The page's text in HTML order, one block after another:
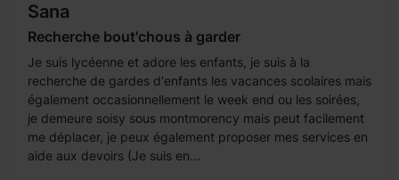
Sana
Recherche bout'chous à garder
Je suis lycéenne et adore les enfants, je suis à la
recherche de gardes d'enfants les vacances scolaires mais
également occasionnellement le week end ou les soirées,
je demeure soisy sous montmorency mais peut facilement
me déplacer, je peux également proposer mes services en
aide aux devoirs (Je suis en...